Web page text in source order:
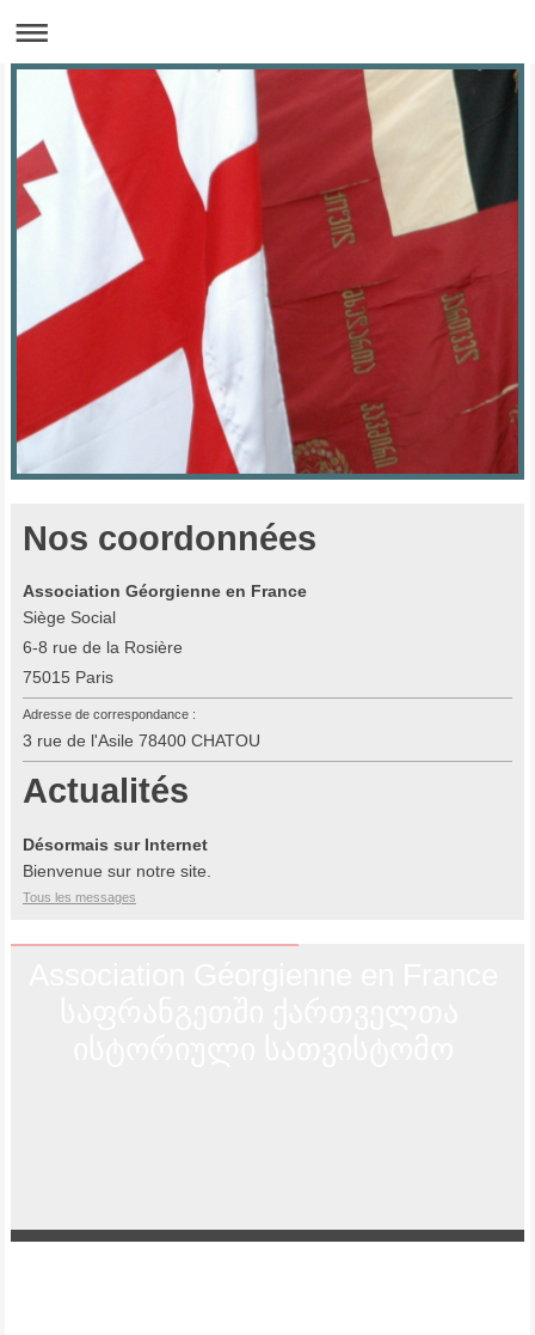
Nos coordonnées
Association Géorgienne en France
Siège Social
6-8 rue de la Rosière
75015 Paris
Adresse de correspondance :
3 rue de l'Asile 78400 CHATOU
Actualités
Désormais sur Internet
Bienvenue sur notre site.
Tous les messages